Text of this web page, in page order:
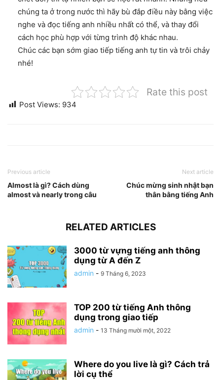
chúng ta ở trong nước thì hãy bù đắp điều này bằng việc
nghe và đọc tiếng anh nhiều nhất có thể, và thay đổi
cách học phù hợp với từng trình độ khác nhau.
Chúc các bạn sớm giao tiếp tiếng anh tự tin và trôi chảy
nhé!
Rate this post
Post Views: 934
Previous article
Almost là gì? Cách dùng
almost và nearly trong câu
Next article
Chúc mừng sinh nhật bạn
thân bằng tiếng Anh
RELATED ARTICLES
3000 từ vựng tiếng anh thông
dụng từ A đến Z
admin - 9 Tháng 6, 2023
TOP 200 từ tiếng Anh thông
dụng trong giao tiếp
admin - 13 Tháng mười một, 2022
Where do you live là gì? Cách trả
lời cụ thể